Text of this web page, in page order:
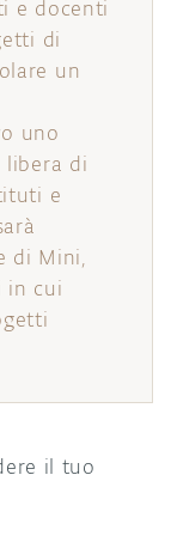
e docenti
di
un
uno
libera di
e
di Mini,
in cui
il tuo